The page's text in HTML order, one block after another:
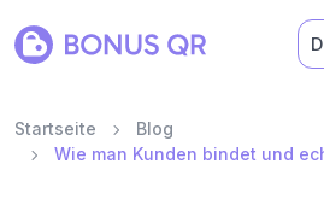
Startseite
Blog
Wie man Kunden bindet und